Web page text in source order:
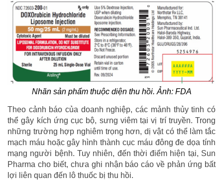
Nhãn sản phẩm thuộc diện thu hồi. Ảnh: FDA
Theo cảnh báo của doanh nghiệp, các mảnh thủy tinh có
thể gây kích ứng cục bộ, sưng viêm tại vị trí truyền. Trong
những trường hợp nghiêm trọng hơn, dị vật có thể làm tắc
mạch máu hoặc gây hình thành cục máu đông đe dọa tính
mạng người bệnh. Tuy nhiên, đến thời điểm hiện tại, Sun
Pharma cho biết, chưa ghi nhận báo cáo về phản ứng bất
lợi liên quan đến lô thuốc bị thu hồi.